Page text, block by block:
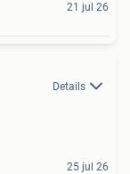
21 jul 26
Details
25 jul 26